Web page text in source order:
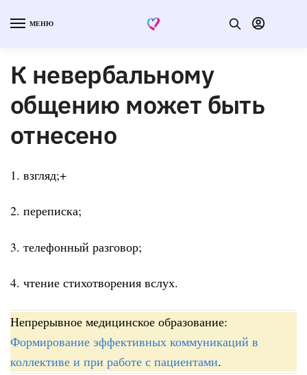
МЕНЮ
К невербальному
общению может быть
отнесено
1. взгляд;+
2. переписка;
3. телефонный разговор;
4. чтение стихотворения вслух.
Непрерывное медицинское образование:
Формирование эффективных коммуникаций в
коллективе и при работе с пациентами.